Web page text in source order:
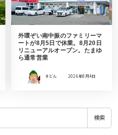
外環ぞい南中振のファミリーマ
ートが8月5日で休業。8月20日
リニューアルオープン。たまゆ
ら通常営業
すどん 2026年8月4日
検索